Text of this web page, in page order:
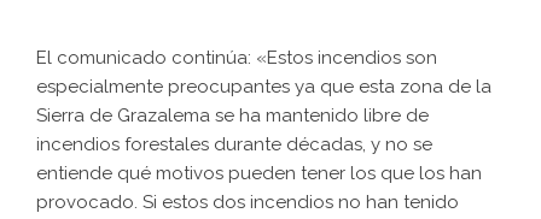
El comunicado continúa: «Estos incendios son
especialmente preocupantes ya que esta zona de la
Sierra de Grazalema se ha mantenido libre de
incendios forestales durante décadas, y no se
entiende qué motivos pueden tener los que los han
provocado. Si estos dos incendios no han tenido